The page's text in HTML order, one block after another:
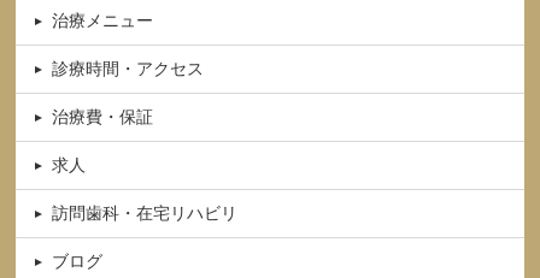
治療メニュー
診療時間・アクセス
治療費・保証
求人
訪問歯科・在宅リハビリ
ブログ